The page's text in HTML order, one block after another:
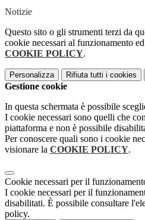
Notizie
Questo sito o gli strumenti terzi da
cookie necessari al funzionamento
COOKIE POLICY.
Personalizza Rifiuta tutti i cookies
Gestione cookie
In questa schermata è possibile
I cookie necessari sono quelli che
piattaforma e non è possibile
Per conoscere quali sono i cookie
visionare la COOKIE POLICY.
Cookie necessari per il
I cookie necessari per il
disabilitati. È possibile consultare
policy.